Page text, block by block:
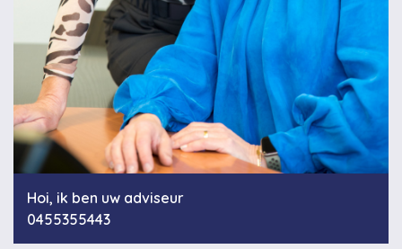
Hoi, ik ben uw adviseur
0455355443